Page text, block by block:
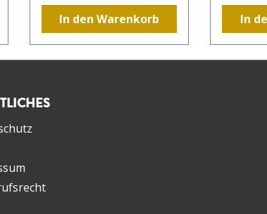
eingebunden und
verleihen diesem Wein
eine lange
Lagerfähigkeit.
In den Warenkorb
gereift,
mit
In